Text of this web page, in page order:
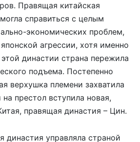
Правящая китайская
справиться с целым
экономических проблем,
агрессии, хотя именно
династии страна пережила
подъема. Постепенно
верхушка племени захватила
на престол вступила новая,
правящая династия – Цин.
династия управляла страной